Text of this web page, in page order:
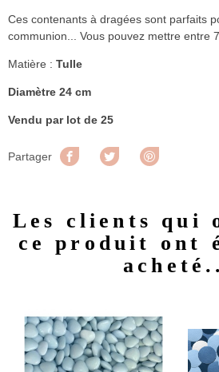
Ces contenants à dragées sont parfaits
communion... Vous pouvez mettre entre
Matière : Tulle
Diamètre 24 cm
Vendu par lot de 25
Partager Partager Tweet
Les clients qui
ce produit ont